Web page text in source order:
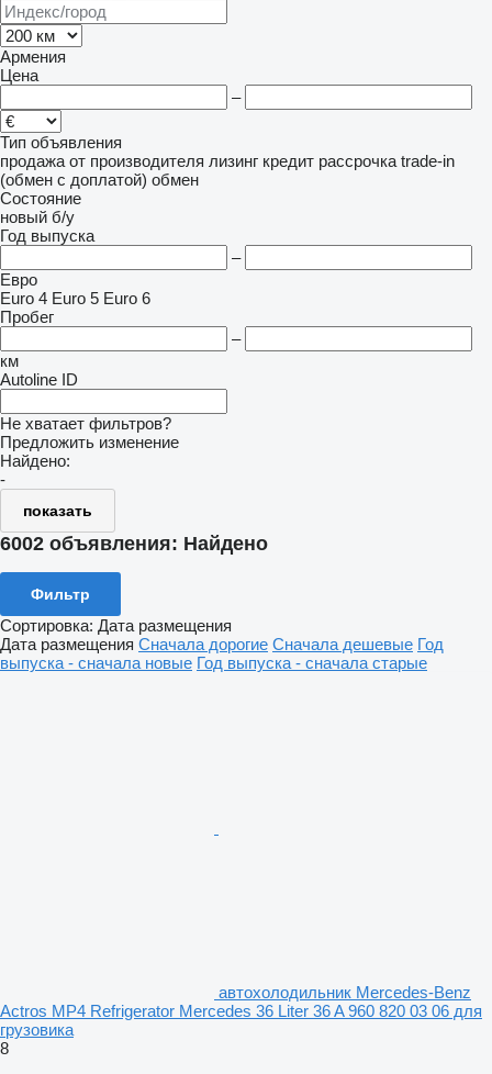
Армения
Цена
–
Тип объявления
продажа от производителя лизинг кредит рассрочка trade-in
(обмен с доплатой) обмен
Состояние
новый б/у
Год выпуска
–
Евро
Euro 4 Euro 5 Euro 6
Пробег
–
км
Autoline ID
Не хватает фильтров?
Предложить изменение
Найдено:
-
показать
6002 объявления: Найдено
Фильтр
Сортировка: Дата размещения
Дата размещения Сначала дорогие Сначала дешевые Год
выпуска - сначала новые Год выпуска - сначала старые
автохолодильник Mercedes-Benz
Actros MP4 Refrigerator Mercedes 36 Liter 36 A 960 820 03 06 для
грузовика
8